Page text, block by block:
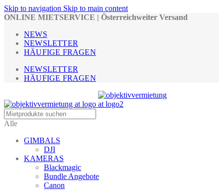
Skip to navigation Skip to main content
ONLINE MIETSERVICE | Österreichweiter Versand
NEWS
NEWSLETTER
HÄUFIGE FRAGEN
NEWSLETTER
HÄUFIGE FRAGEN
Alle
GIMBALS
DJI
KAMERAS
Blackmagic
Bundle Angebote
Canon